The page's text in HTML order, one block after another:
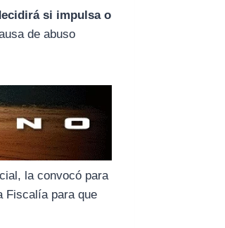
si impulsa o
de abuso
la convocó para
Fiscalía para que